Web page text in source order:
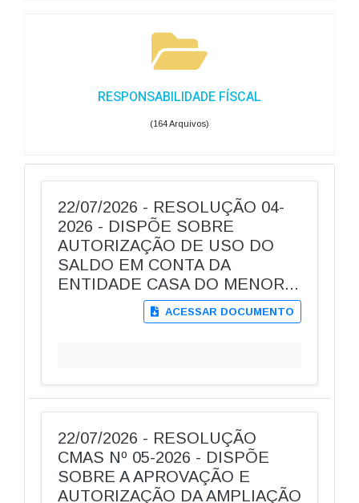
RESPONSABILIDADE FÍSCAL
(164 Arquivos)
22/07/2026 - RESOLUÇÃO 04-
2026 - DISPÕE SOBRE
AUTORIZAÇÃO DE USO DO
SALDO EM CONTA DA
ENTIDADE CASA DO MENOR...
ACESSAR DOCUMENTO
22/07/2026 - RESOLUÇÃO
CMAS Nº 05-2026 - DISPÕE
SOBRE A APROVAÇÃO E
AUTORIZAÇÃO DA AMPLIAÇÃO